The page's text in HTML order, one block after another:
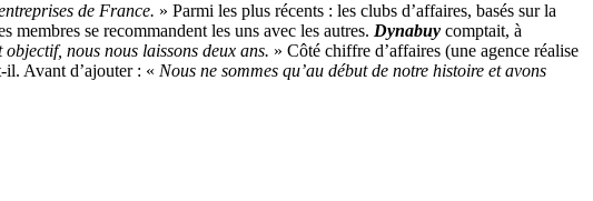
de France. » Parmi les plus récents : les clubs d’affaires, basés sur la
membres se recommandent les uns avec les autres. Dynabuy comptait, à
nous nous laissons deux ans. » Côté chiffre d’affaires (une agence réalise
il. Avant d’ajouter : « Nous ne sommes qu’au début de notre histoire et avons